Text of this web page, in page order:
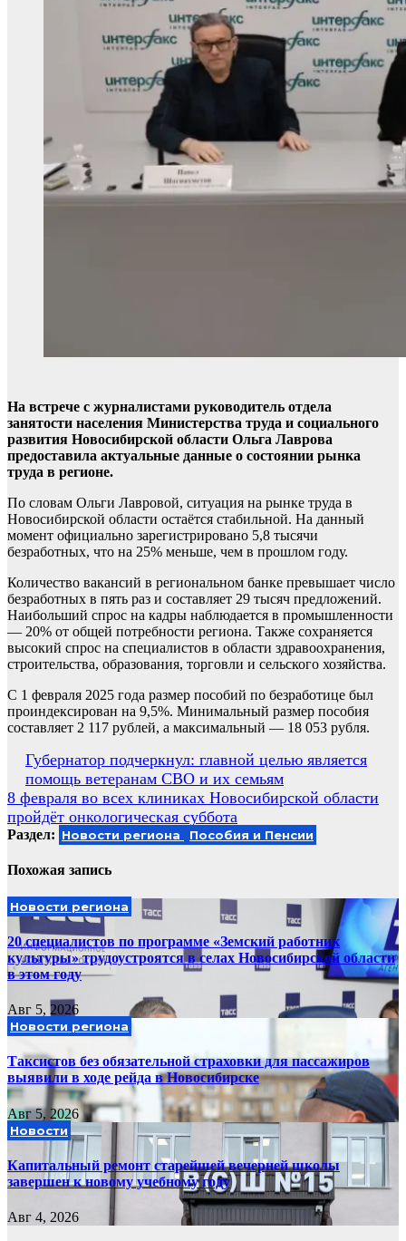
На встрече с журналистами руководитель отдела
занятости населения Министерства труда и социального
развития Новосибирской области Ольга Лаврова
предоставила актуальные данные о состоянии рынка
труда в регионе.
По словам Ольги Лавровой, ситуация на рынке труда в
Новосибирской области остаётся стабильной. На данный
момент официально зарегистрировано 5,8 тысячи
безработных, что на 25% меньше, чем в прошлом году.
Количество вакансий в региональном банке превышает число
безработных в пять раз и составляет 29 тысяч предложений.
Наибольший спрос на кадры наблюдается в промышленности
— 20% от общей потребности региона. Также сохраняется
высокий спрос на специалистов в области здравоохранения,
строительства, образования, торговли и сельского хозяйства.
С 1 февраля 2025 года размер пособий по безработице был
проиндексирован на 9,5%. Минимальный размер пособия
составляет 2 117 рублей, а максимальный — 18 053 рубля.
Навигация
по
записям
Губернатор подчеркнул: главной целью является
помощь ветеранам СВО и их семьям
8 февраля во всех клиниках Новосибирской области
пройдёт онкологическая суббота
Раздел: Новости региона Пособия и Пенсии
Похожая запись
Новости региона
20 специалистов по программе «Земский работник
культуры» трудоустроятся в селах Новосибирской области
в этом году
Авг 5, 2026
Новости региона
Таксистов без обязательной страховки для пассажиров
выявили в ходе рейда в Новосибирске
Авг 5, 2026
Новости
Капитальный ремонт старейшей вечерней школы
завершен к новому учебному году
Авг 4, 2026